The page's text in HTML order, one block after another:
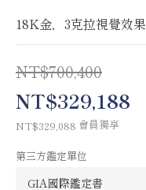
18K金，3克拉視覺效果
NT$700,400
NT$329,188
NT$329,088 會員獨享
第三方鑑定單位